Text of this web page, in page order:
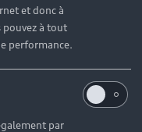
et donc à
à tout
performance.
par